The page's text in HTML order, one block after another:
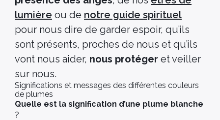
lumière ou de notre guide spirituel
pour nous dire de garder espoir, qu’ils
sont présents, proches de nous et qu’ils
vont nous aider, nous protéger et veiller
sur nous.
Significations et messages des différentes couleurs
de plumes
Quelle est la signification d’une plume blanche
?